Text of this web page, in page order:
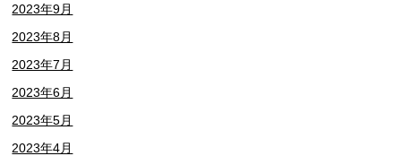
2023年9月
2023年8月
2023年7月
2023年6月
2023年5月
2023年4月